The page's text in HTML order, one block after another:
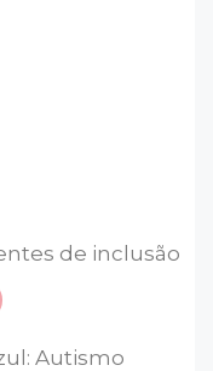
de inclusão
Autismo